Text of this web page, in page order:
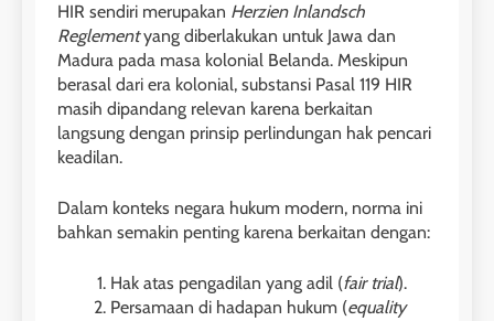
HIR sendiri merupakan Herzien Inlandsch
Reglementyang diberlakukan untuk Jawa dan
Madura pada masa kolonial Belanda. Meskipun
berasal dari era kolonial, substansi Pasal 119 HIR
masih dipandang relevan karena berkaitan
langsung dengan prinsip perlindungan hak pencari
keadilan.
Dalam konteks negara hukum modern, norma ini
bahkan semakin penting karena berkaitan dengan:
Hak atas pengadilan yang adil (fair trial).
Persamaan di hadapan hukum (equality